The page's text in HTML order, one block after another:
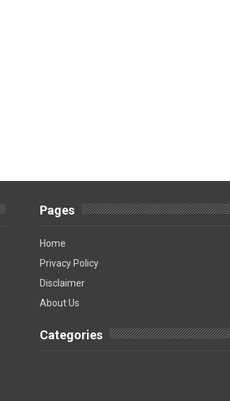
Pages
Home
Privacy Policy
Disclaimer
About Us
Categories